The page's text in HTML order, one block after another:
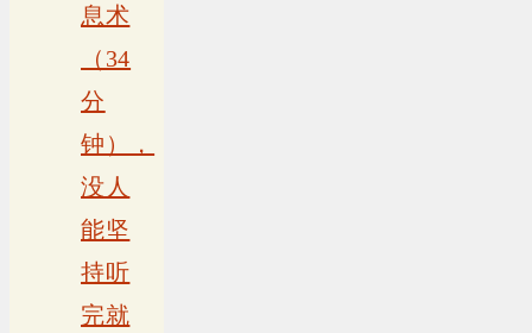
息术
（34
分
钟），
没人
能坚
持听
完就